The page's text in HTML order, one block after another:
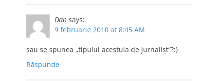
Dan says:
9 februarie 2010 at 8:45 AM
sau se spunea „tipului acestuia de jurnalist”?:)
Răspunde